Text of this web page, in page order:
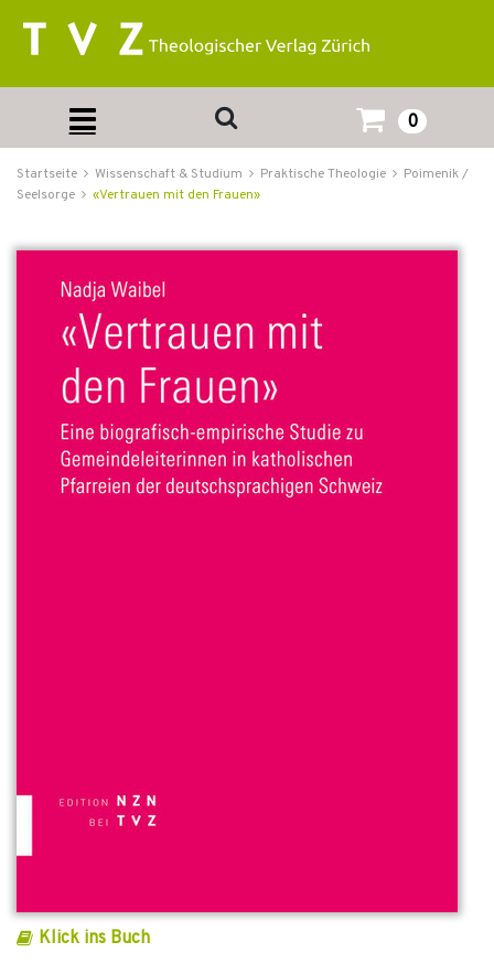
0
Startseite Wissenschaft & Studium Praktische Theologie
Poimenik /
Seelsorge
«Vertrauen mit den Frauen»
Klick ins Buch